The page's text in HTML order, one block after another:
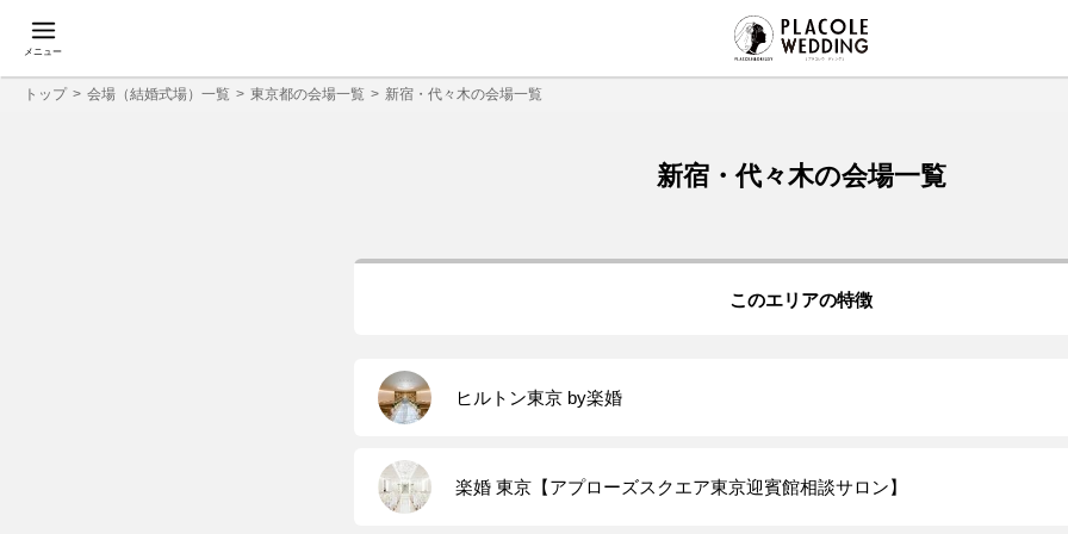
メニュー
トップ 会場（結婚式場）一覧 東京都の会場一覧 新宿・代々木の会場一覧
新宿・代々木の会場一覧
このエリアの特徴
ヒルトン東京 by楽婚
楽婚 東京【アプローズスクエア東京迎賓館相談サロン】